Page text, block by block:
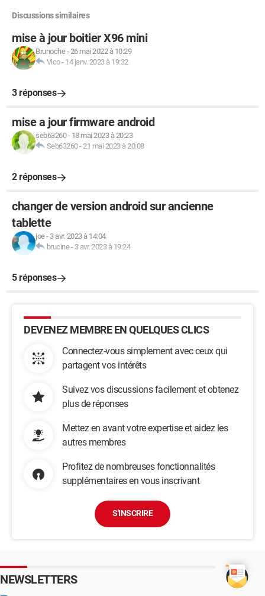
Discussions similaires
mise à jour boitier X96 mini
Brunoche-26 mai 2022 à 10:29
Vico- 14 janv. 2023 à 19:32
3 réponses
mise a jour firmware android
seb63260- 18 mai 2023 à 20:23
Seb63260-21 mai 2023 à 20:08
2 réponses
changer de version android sur ancienne
tablette
joe- 3 avr. 2023 à 14:04
brucine- 3 avr. 2023 à 19:24
5 réponses
DEVENEZ MEMBRE EN QUELQUES CLICS
Connectez-vous simplement avec ceux qui
partagent vos intérêts
Suivez vos discussions facilement et obtenez
plus de réponses
Mettez en avant votre expertise et aidez les
autres membres
Profitez de nombreuses fonctionnalités
supplémentaires en vous inscrivant
S'INSCRIRE
NEWSLETTERS